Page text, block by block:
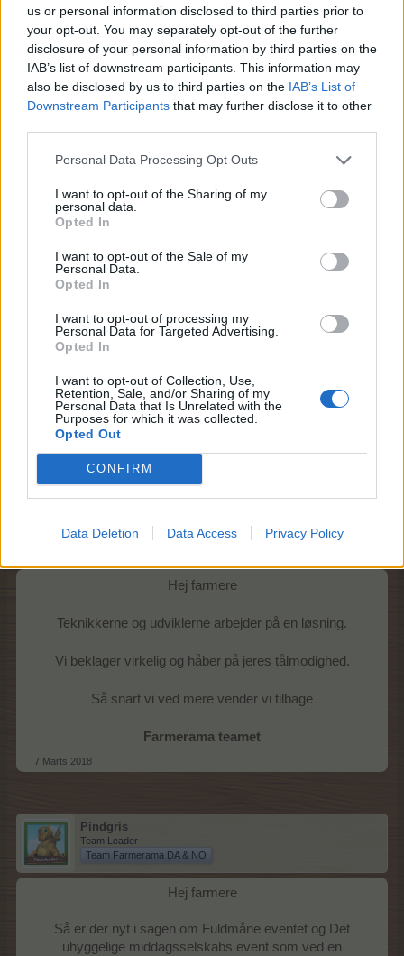
us or personal information disclosed to third parties prior to
your opt-out. You may separately opt-out of the further
disclosure of your personal information by third parties on the
IAB’s list of downstream participants. This information may
also be disclosed by us to third parties on the IAB’s List of
Downstream Participants that may further disclose it to other
Personal Data Processing Opt Outs
I want to opt-out of the Sharing of my
personal data.
Opted In
I want to opt-out of the Sale of my
Personal Data.
Opted In
I want to opt-out of processing my
Personal Data for Targeted Advertising.
Opted In
I want to opt-out of Collection, Use,
Retention, Sale, and/or Sharing of my
Personal Data that Is Unrelated with the
Purposes for which it was collected.
Opted Out
CONFIRM
Data Deletion Data Access Privacy Policy
Eventur bliver rettet efter weekenden.
Farmerama teamet
3 Marts 2018
Tuppehøne Greenmama62 synes godt om denne.
Team Farmerama DA & NO
Som mange sikkert har opdaget stoppede eventet før tid
Dette blev øjeblikkelig meldt videre.
og så snart vi ved noget vender vi tilbage.
Farmerama teamet
7 Marts 2018
Board Administrator
Hej farmere
Teknikkerne og udviklerne arbejder på en løsning.
Vi beklager virkelig og håber på jeres tålmodighed.
Så snart vi ved mere vender vi tilbage
Farmerama teamet
7 Marts 2018
Pindgris
Team Leader
Team Farmerama DA & NO
Hej farmere
Så er der nyt i sagen om Fuldmåne eventet og Det
uhyggelige middagsselskabs event som ved en